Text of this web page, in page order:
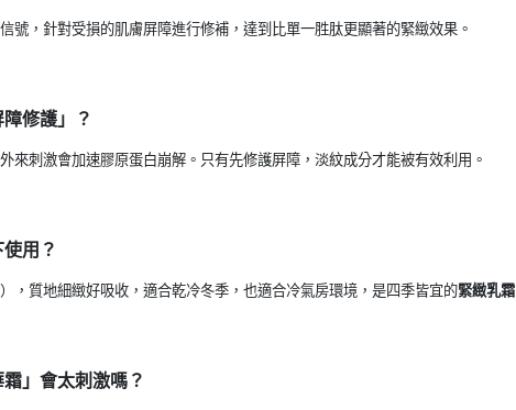
號，針對受損的肌膚屏障進行修補，達到比單一胜肽更顯著的緊緻效果。
修護」？
來刺激會加速膠原蛋白崩解。只有先修護屏障，淡紋成分才能被有效利用。
用？
，質地細緻好吸收，適合乾冷冬季，也適合冷氣房環境，是四季皆宜的緊緻乳霜
」會太刺激嗎？